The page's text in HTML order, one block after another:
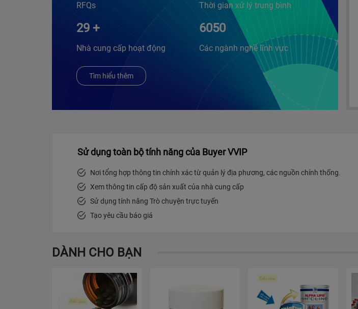
RFQs Thời gian xử lý trung bình
29 +
Nhà cung cấp hoạt động
6050
Các ngành nghề lĩnh vực
Tìm hiểu thêm
Sử dụng toàn bộ tính năng của Buyer VVIP
Nơi tổng hợp thông tin chính xác từ quản lý địa phương, các nguồn chính thống.
Xem thông tin cấp độ sản xuất của nhà cung cấp
Sử dụng tính năng Trò chuyện trực tuyến
Tạo yêu cầu báo giá
DÀNH CHO BẠN